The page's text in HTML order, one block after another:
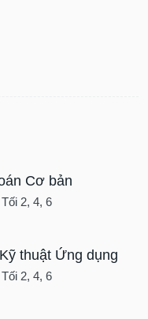
Cơ bản
2, 4, 6
thuật Ứng dụng
2, 4, 6